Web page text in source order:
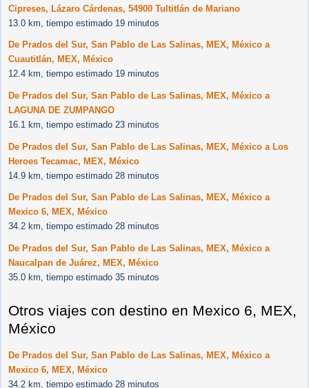
Cipreses, Lázaro Cárdenas, 54900 Tultitlán de Mariano
13.0 km, tiempo estimado 19 minutos
De Prados del Sur, San Pablo de Las Salinas, MEX, México a
Cuautitlán, MEX, México
12.4 km, tiempo estimado 19 minutos
De Prados del Sur, San Pablo de Las Salinas, MEX, México a
LAGUNA DE ZUMPANGO
16.1 km, tiempo estimado 23 minutos
De Prados del Sur, San Pablo de Las Salinas, MEX, México a Los
Heroes Tecamac, MEX, México
14.9 km, tiempo estimado 28 minutos
De Prados del Sur, San Pablo de Las Salinas, MEX, México a
Mexico 6, MEX, México
34.2 km, tiempo estimado 28 minutos
De Prados del Sur, San Pablo de Las Salinas, MEX, México a
Naucalpan de Juárez, MEX, México
35.0 km, tiempo estimado 35 minutos
Otros viajes con destino en Mexico 6, MEX,
México
De Prados del Sur, San Pablo de Las Salinas, MEX, México a
Mexico 6, MEX, México
34.2 km, tiempo estimado 28 minutos